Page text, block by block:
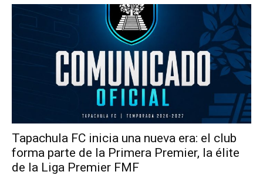
Tapachula FC inicia una nueva era: el club
forma parte de la Primera Premier, la élite
de la Liga Premier FMF